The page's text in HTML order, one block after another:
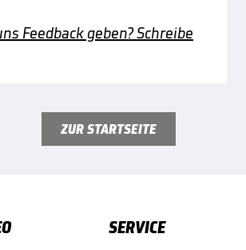
Feedback geben? Schreibe
ZUR STARTSEITE
SERVICE